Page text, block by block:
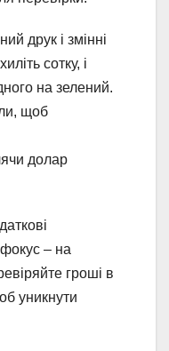
друк і змінні
сотку, і
на зелений.
щоб
долар
– на
гроші в
уникнути